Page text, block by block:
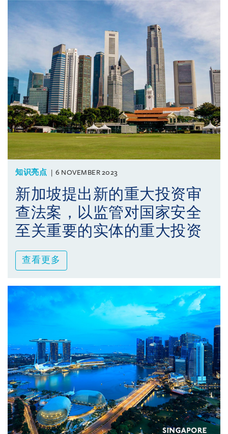
知识亮点 6 NOVEMBER 2023
新加坡提出新的重大投资审
查法案，以监管对国家安全
至关重要的实体的重大投资
查看更多